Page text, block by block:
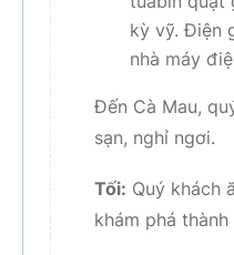
kỳ vỹ. Điện
nhà máy
Đến Cà Mau,
sạn, nghỉ ngơi.
Tối: Quý khách
khám phá